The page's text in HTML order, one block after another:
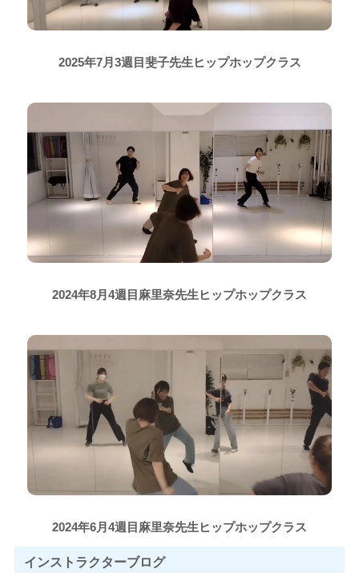
2025年7月3週目斐子先生ヒップホップクラス
2024年8月4週目麻里奈先生ヒップホップクラス
2024年6月4週目麻里奈先生ヒップホップクラス
インストラクターブログ